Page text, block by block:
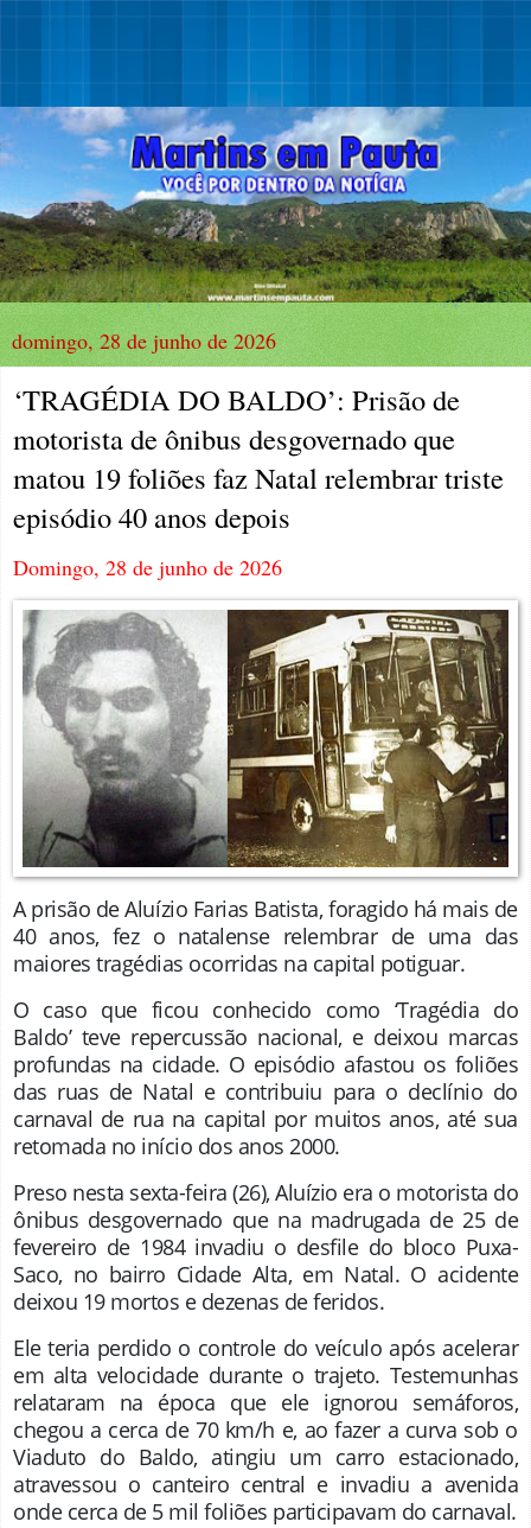
domingo, 28 de junho de 2026
‘TRAGÉDIA DO BALDO’: Prisão de
motorista de ônibus desgovernado que
matou 19 foliões faz Natal relembrar triste
episódio 40 anos depois
Domingo, 28 de junho de 2026
A prisão de Aluízio Farias Batista, foragido há mais de
40 anos, fez o natalense relembrar de uma das
maiores tragédias ocorridas na capital potiguar.
O caso que ficou conhecido como ‘Tragédia do
Baldo’ teve repercussão nacional, e deixou marcas
profundas na cidade. O episódio afastou os foliões
das ruas de Natal e contribuiu para o declínio do
carnaval de rua na capital por muitos anos, até sua
retomada no início dos anos 2000.
Preso nesta sexta-feira (26), Aluízio era o motorista do
ônibus desgovernado que na madrugada de 25 de
fevereiro de 1984 invadiu o desfile do bloco Puxa-
Saco, no bairro Cidade Alta, em Natal. O acidente
deixou 19 mortos e dezenas de feridos.
Ele teria perdido o controle do veículo após acelerar
em alta velocidade durante o trajeto. Testemunhas
relataram na época que ele ignorou semáforos,
chegou a cerca de 70 km/h e, ao fazer a curva sob o
Viaduto do Baldo, atingiu um carro estacionado,
atravessou o canteiro central e invadiu a avenida
onde cerca de 5 mil foliões participavam do carnaval.